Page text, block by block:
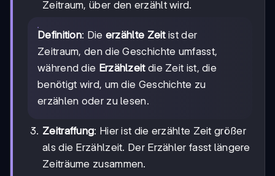
Zeitraum, über den erzählt wird.
Definition: Die erzählte Zeitist der
Zeitraum, den die Geschichte umfasst,
während die Erzählzeitdie Zeit ist, die
benötigt wird, um die Geschichte zu
erzählen oder zu lesen.
Zeitraffung: Hier ist die erzählte Zeit größer
als die Erzählzeit. Der Erzähler fasst längere
Zeiträume zusammen.